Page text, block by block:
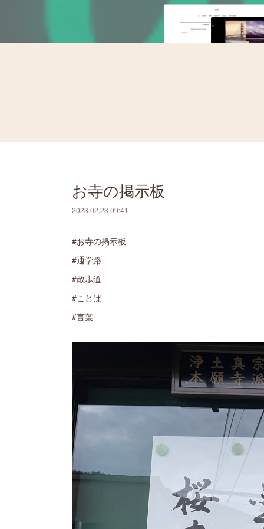
お寺の掲示板
2023.02.23 09:41
#お寺の掲示板
#通学路
#散歩道
#ことば
#言葉